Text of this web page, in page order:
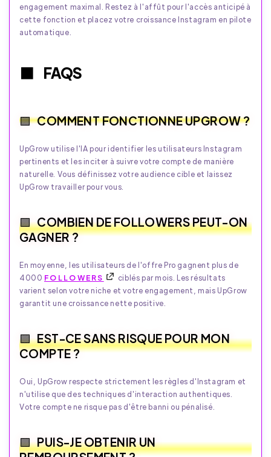
engagement maximal. Restez à l'affût pour l'accès anticipé à
cette fonction et placez votre croissance Instagram en pilote
automatique.
FAQS
COMMENT FONCTIONNE UPGROW ?
UpGrow utilise l'IA pour identifier les utilisateurs Instagram
pertinents et les inciter à suivre votre compte de manière
naturelle. Vous définissez votre audience cible et laissez
UpGrow travailler pour vous.
COMBIEN DE FOLLOWERS PEUT-ON
GAGNER ?
En moyenne, les utilisateurs de l'offre Pro gagnent plus de
4000 FOLLOWERS
ciblés par mois. Les résultats
varient selon votre niche et votre engagement, mais UpGrow
garantit une croissance nette positive.
EST-CE SANS RISQUE POUR MON
COMPTE ?
Oui, UpGrow respecte strictement les règles d'Instagram et
n'utilise que des techniques d'interaction authentiques.
Votre compte ne risque pas d'être banni ou pénalisé.
PUIS-JE OBTENIR UN